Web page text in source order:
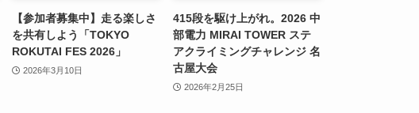
【参加者募集中】走る楽しさ
を共有しよう「TOKYO
ROKUTAI FES 2026」
2026年3月10日
415段を駆け上がれ。2026 中
部電力 MIRAI TOWER ステ
アクライミングチャレンジ 名
古屋大会
2026年2月25日